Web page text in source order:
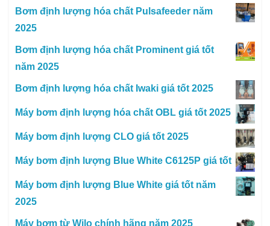
Bơm định lượng hóa chất Pulsafeeder năm
2025
Bơm định lượng hóa chất Prominent giá tốt
năm 2025
Bơm định lượng hóa chất Iwaki giá tốt 2025
Máy bơm định lượng hóa chất OBL giá tốt 2025
Máy bơm định lượng CLO giá tốt 2025
Máy bơm định lượng Blue White C6125P giá tốt
Máy bơm định lượng Blue White giá tốt năm
2025
Máy bơm từ Wilo chính hãng năm 2025